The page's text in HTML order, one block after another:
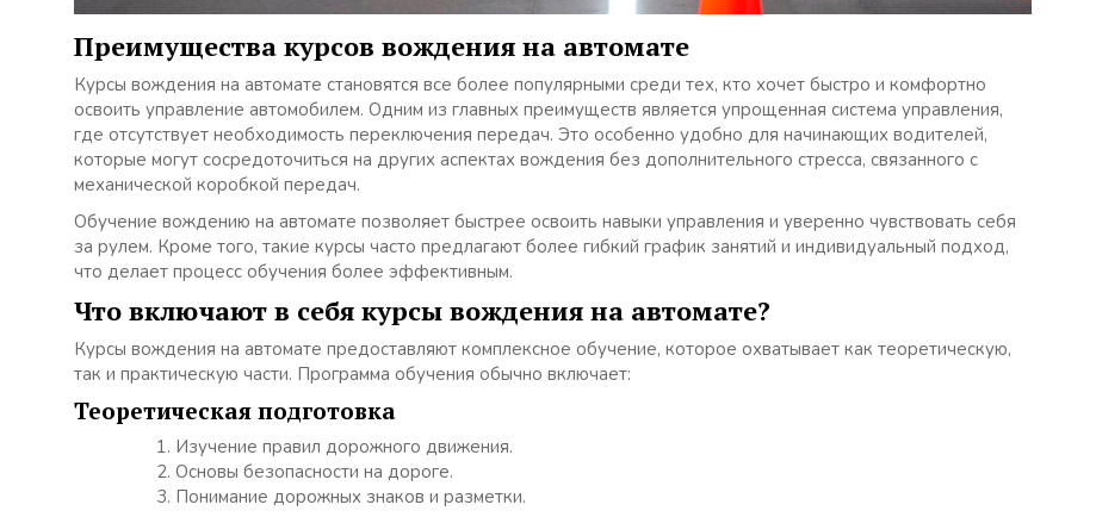
Преимущества курсов вождения на автомате
Курсы вождения на автомате становятся все более популярными среди тех, кто хочет быстро и комфортно
освоить управление автомобилем. Одним из главных преимуществ является упрощенная система управления,
где отсутствует необходимость переключения передач. Это особенно удобно для начинающих водителей,
которые могут сосредоточиться на других аспектах вождения без дополнительного стресса, связанного с
механической коробкой передач.
Обучение вождению на автомате позволяет быстрее освоить навыки управления и уверенно чувствовать себя
за рулем. Кроме того, такие курсы часто предлагают более гибкий график занятий и индивидуальный подход,
что делает процесс обучения более эффективным.
Что включают в себя курсы вождения на автомате?
Курсы вождения на автомате предоставляют комплексное обучение, которое охватывает как теоретическую,
так и практическую части. Программа обучения обычно включает:
Теоретическая подготовка
Изучение правил дорожного движения.
Основы безопасности на дороге.
Понимание дорожных знаков и разметки.